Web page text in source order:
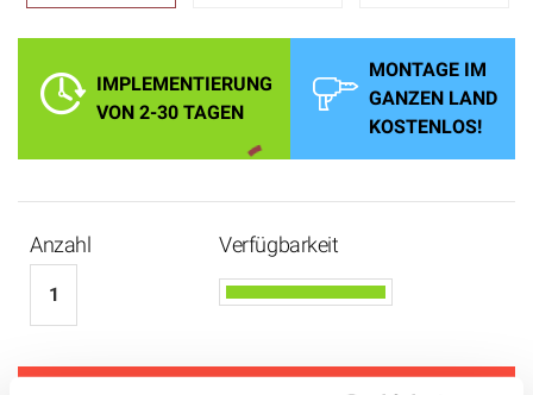
IMPLEMENTIERUNG
VON 2-30 TAGEN
MONTAGE IM
GANZEN LAND
KOSTENLOS!
Anzahl Verfügbarkeit